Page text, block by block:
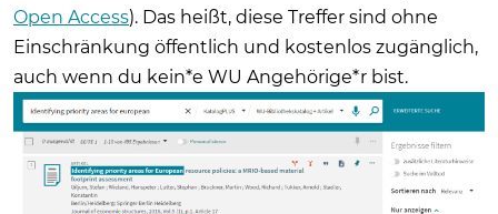
Open Access). Das heißt, diese Treffer sind ohne
Einschränkung öffentlich und kostenlos zugänglich,
auch wenn du kein*e WU Angehörige*r bist.